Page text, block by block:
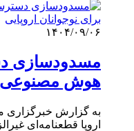
۱۴۰۴/۰۹/۰۶
مسدودسازی
هوش مصنوعی
به گزارش خبرگزاری
اروپا قطعنامه‌ای